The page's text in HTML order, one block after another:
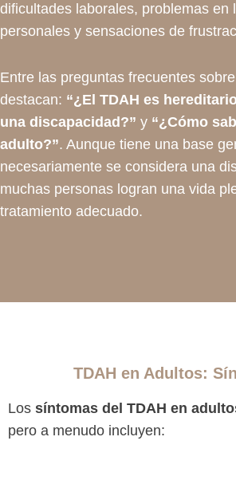
dificultades laborales, problemas en
personales y sensaciones de
Entre las preguntas frecuentes
destacan: “¿El TDAH es
una discapacidad?” y “¿Cómo
adulto?”. Aunque tiene una base
necesariamente se considera una
muchas personas logran una vida
tratamiento adecuado.
TDAH en Adultos:
Los síntomas del TDAH en
pero a menudo incluyen: